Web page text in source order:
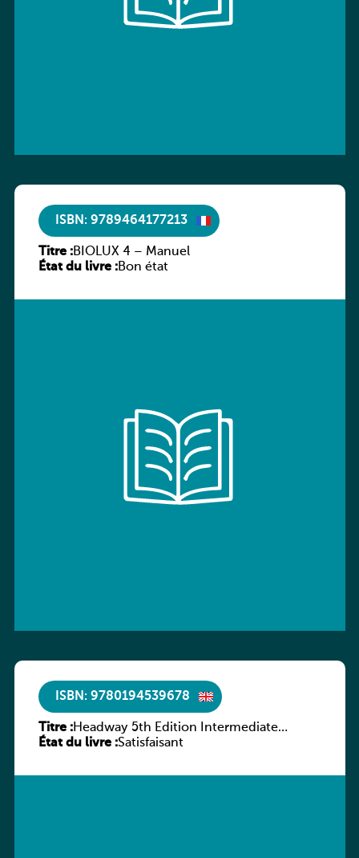
ISBN: 9789464177213
Titre :BIOLUX 4 – Manuel
État du livre :Bon état
ISBN: 9780194539678
Titre :Headway 5th Edition Intermediate
Workbook without key
État du livre :Satisfaisant